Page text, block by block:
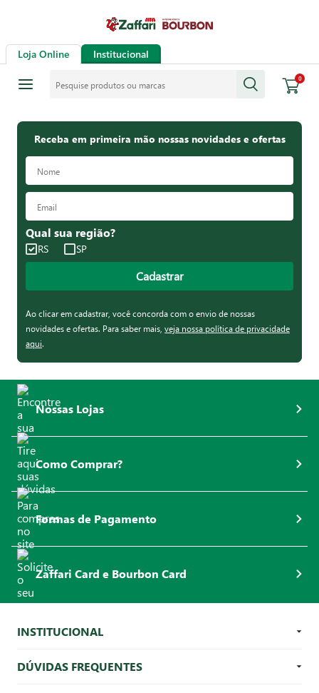
Loja Online Institucional
0
Receba em primeira mão nossas novidades e ofertas
Qual sua região?
RS SP
Cadastrar
Ao clicar em cadastrar, você concorda com o envio de nossas
novidades e ofertas. Para saber mais, veja nossa política de privacidade
aqui.
Nossas Lojas
Como Comprar?
Formas de Pagamento
Zaffari Card e Bourbon Card
INSTITUCIONAL
DÚVIDAS FREQUENTES